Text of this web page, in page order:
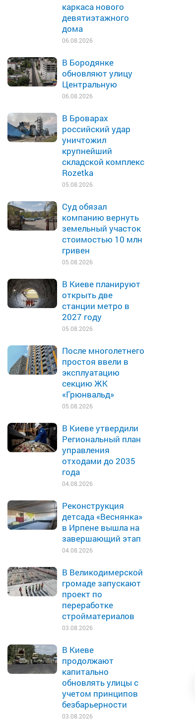
каркаса нового
девятиэтажного
дома
06.08.2026
В Бородянке
обновляют улицу
Центральную
06.08.2026
В Броварах
российский удар
уничтожил
крупнейший
складской комплекс
Rozetka
05.08.2026
Суд обязал
компанию вернуть
земельный участок
стоимостью 10 млн
гривен
05.08.2026
В Киеве планируют
открыть две
станции метро в
2027 году
05.08.2026
После многолетнего
простоя ввели в
эксплуатацию
секцию ЖК
«Грюнвальд»
05.08.2026
В Киеве утвердили
Региональный план
управления
отходами до 2035
года
04.08.2026
Реконструкция
детсада «Веснянка»
в Ирпене вышла на
завершающий этап
04.08.2026
В Великодимерской
громаде запускают
проект по
переработке
стройматериалов
03.08.2026
В Киеве
продолжают
капитально
обновлять улицы с
учетом принципов
безбарьерности
03.08.2026